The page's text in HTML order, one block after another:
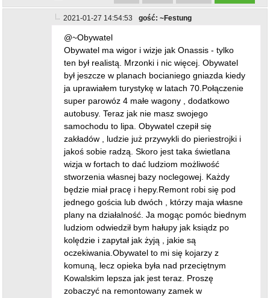
2021-01-27 14:54:53 gość: ~Festung
@~Obywatel
Obywatel ma wigor i wizje jak Onassis - tylko
ten był realistą. Mrzonki i nic więcej. Obywatel
był jeszcze w planach bocianiego gniazda kiedy
ja uprawiałem turystykę w latach 70.Połączenie
super parowóz 4 małe wagony , dodatkowo
autobusy. Teraz jak nie masz swojego
samochodu to lipa. Obywatel czepił się
zakładów , ludzie już przywykli do pieriestrojki i
jakoś sobie radzą. Skoro jest taka świetlana
wizja w fortach to dać ludziom możliwość
stworzenia własnej bazy noclegowej. Każdy
będzie miał pracę i hepy.Remont robi się pod
jednego gościa lub dwóch , którzy maja własne
plany na działalność. Ja mogąc pomóc biednym
ludziom odwiedził bym hałupy jak ksiądz po
kolędzie i zapytał jak żyją , jakie są
oczekiwania.Obywatel to mi się kojarzy z
komuną, lecz opieka była nad przeciętnym
Kowalskim lepsza jak jest teraz. Proszę
zobaczyć na remontowany zamek w